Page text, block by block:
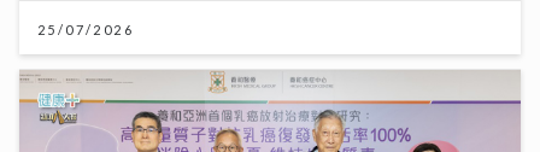
25/07/2026